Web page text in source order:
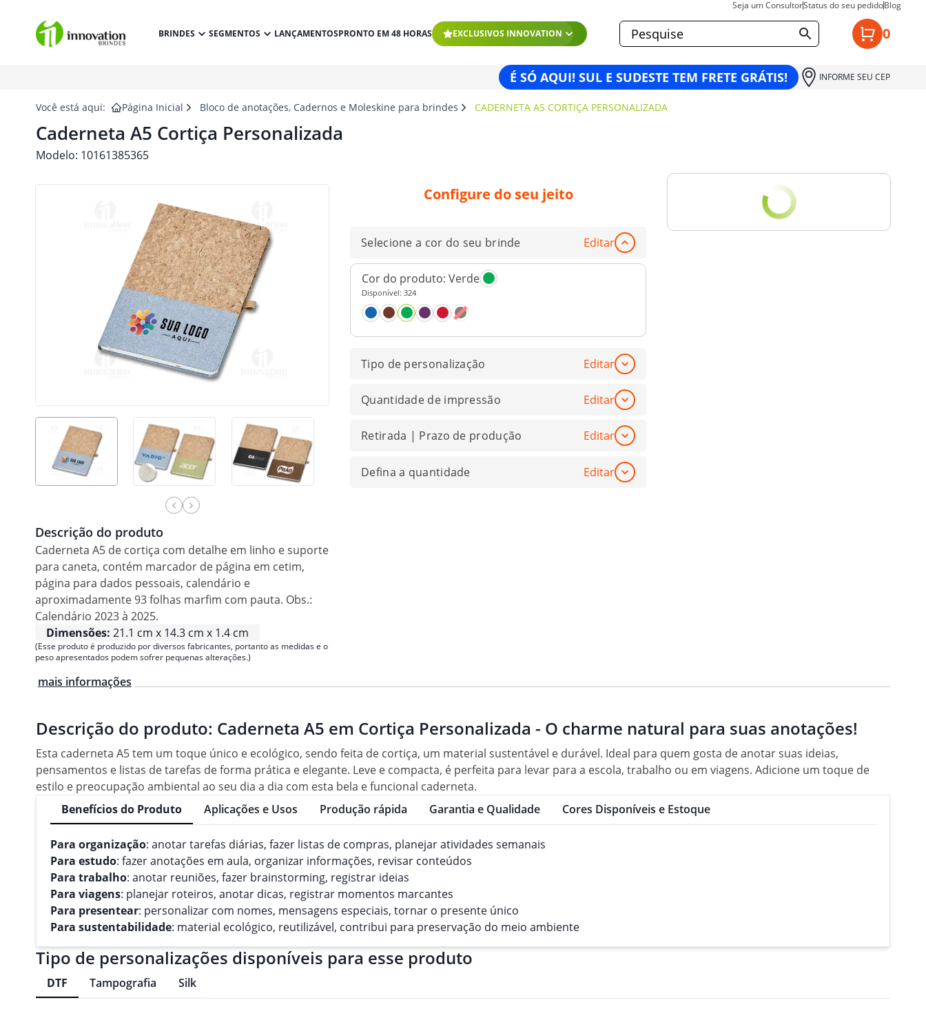
Seja um ConsultorStatus do seu pedidoBlog
BRINDES SEGMENTOS LANÇAMENTOSPRONTO EM 48 HORAS EXCLUSIVOS INNOVATION 0
É SÓ AQUI! SUL E SUDESTE TEM FRETE GRÁTIS! INFORME SEU CEP
Você está aqui: Página Inicial Bloco de anotações, Cadernos e Moleskine para brindes CADERNETA A5 CORTIÇA PERSONALIZADA
Caderneta A5 Cortiça Personalizada
Modelo: 10161385365
Descrição do produto
Caderneta A5 de cortiça com detalhe em linho e suporte
para caneta, contém marcador de página em cetim,
página para dados pessoais, calendário e
aproximadamente 93 folhas marfim com pauta. Obs.:
Calendário 2023 à 2025.
Dimensões: 21.1 cm x 14.3 cm x 1.4 cm
(Esse produto é produzido por diversos fabricantes, portanto as medidas e o
peso apresentados podem sofrer pequenas alterações.)
Configure do seu jeito
Selecione a cor do seu brinde Editar
Cor do produto: Verde
Disponível: 324
Tipo de personalização Editar
Quantidade de impressão Editar
Retirada | Prazo de produção Editar
Defina a quantidade Editar
mais informações
Descrição do produto: Caderneta A5 em Cortiça Personalizada - O charme natural para suas anotações!
Esta caderneta A5 tem um toque único e ecológico, sendo feita de cortiça, um material sustentável e durável. Ideal para quem gosta de anotar suas ideias,
pensamentos e listas de tarefas de forma prática e elegante. Leve e compacta, é perfeita para levar para a escola, trabalho ou em viagens. Adicione um toque de
estilo e preocupação ambiental ao seu dia a dia com esta bela e funcional caderneta.
Benefícios do Produto
Aplicações e Usos Produção rápida Garantia e Qualidade Cores Disponíveis e Estoque
Para organização: anotar tarefas diárias, fazer listas de compras, planejar atividades semanais
Para estudo: fazer anotações em aula, organizar informações, revisar conteúdos
Para trabalho: anotar reuniões, fazer brainstorming, registrar ideias
Para viagens: planejar roteiros, anotar dicas, registrar momentos marcantes
Para presentear: personalizar com nomes, mensagens especiais, tornar o presente único
Para sustentabilidade: material ecológico, reutilizável, contribui para preservação do meio ambiente
Tipo de personalizações disponíveis para esse produto
DTF Tampografia Silk